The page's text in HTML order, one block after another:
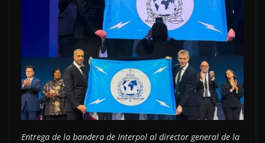
Entrega de la bandera de Interpol al director general de la